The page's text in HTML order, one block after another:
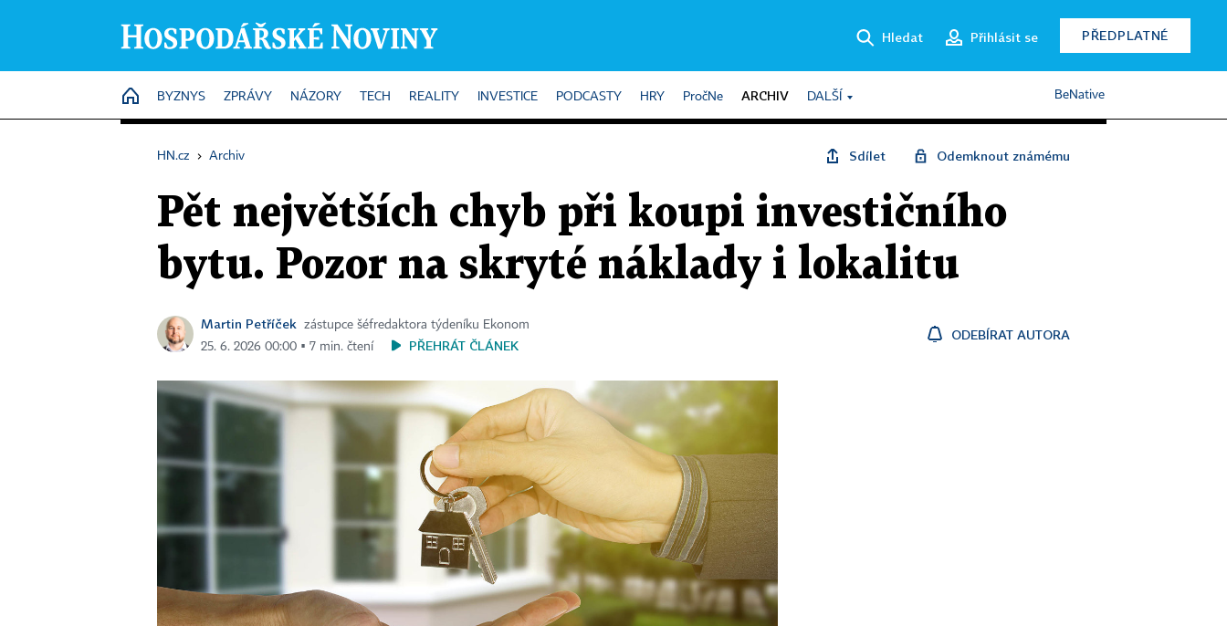
Hledat Přihlásit se PŘEDPLATNÉ
HOME
BYZNYS ZPRÁVY NÁZORY TECH REALITY INVESTICE PODCASTY HRY PročNe ARCHIV DALŠÍ BeNative
HN.cz › Archiv Sdílet Odemknout známému
Pět největších chyb při koupi investičního
bytu. Pozor na skryté náklady i lokalitu
Martin Petříček
zástupce šéfredaktora týdeníku Ekonom
25. 6. 2026 00:00 ▪ 7 min. čtení
PŘEHRÁT ČLÁNEK
ODEBÍRAT AUTORA